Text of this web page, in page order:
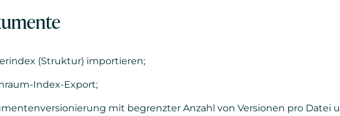
(Struktur) importieren;
Index-Export;
mit begrenzter Anzahl von Versionen pro Datei